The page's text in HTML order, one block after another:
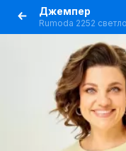
Джемпер
Rumoda 2252